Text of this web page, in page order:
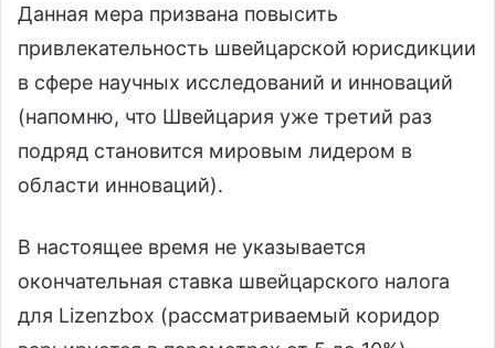
Данная мера призвана повысить
привлекательность швейцарской юрисдикции
в сфере научных исследований и инноваций
(напомню, что Швейцария уже третий раз
подряд становится мировым лидером в
области инноваций).
В настоящее время не указывается
окончательная ставка швейцарского налога
для Lizenzbox (рассматриваемый коридор